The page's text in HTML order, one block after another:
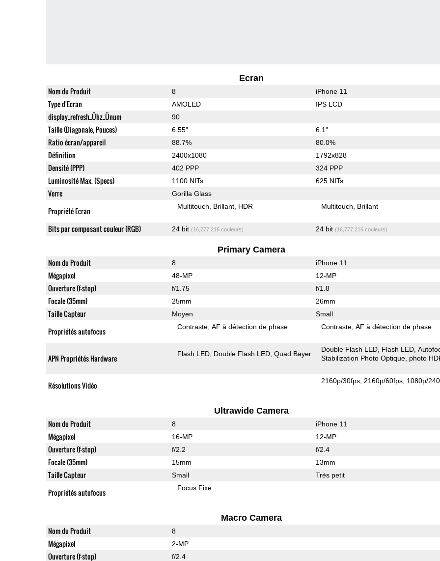
Ecran
Nom du Produit 8 iPhone 11
Type d'Ecran AMOLED IPS LCD
display_refresh_Ühz_Ünum 90
Taille (Diagonale, Pouces) 6.55" 6.1"
Ratio écran/appareil 88.7% 80.0%
Définition 2400x1080 1792x828
Densité (PPP) 402 PPP 324 PPP
Luminosité Max. (Specs) 1100 NITs 625 NITs
Verre Gorilla Glass
Propriété Ecran Multitouch Brillant HDR Multitouch Brillant
Bits par composant couleur (RGB) 24 bit (16,777,216 couleurs) 24 bit (16,777,216 couleurs)
Primary Camera
Nom du Produit 8 iPhone 11
Mégapixel 48-MP 12-MP
Ouverture (f-stop) f/1.75 f/1.8
Focale (35mm) 25mm 26mm
Taille Capteur Moyen Small
Propriétés autofocus Contraste AF à détection de phase Contraste AF à détection de phase
APN Propriétés Hardware Flash LED Double Flash LED Quad Bayer
Double Flash LED Flash LED
Stabilization Photo Optique photo
Résolutions Vidéo 2160p/30fps 2160p/60fps 1080p/
Ultrawide Camera
Nom du Produit 8 iPhone 11
Mégapixel 16-MP 12-MP
Ouverture (f-stop) f/2.2 f/2.4
Focale (35mm) 15mm 13mm
Taille Capteur Small Très petit
Propriétés autofocus Focus Fixe
Macro Camera
Nom du Produit 8
Mégapixel 2-MP
Ouverture (f-stop) f/2.4